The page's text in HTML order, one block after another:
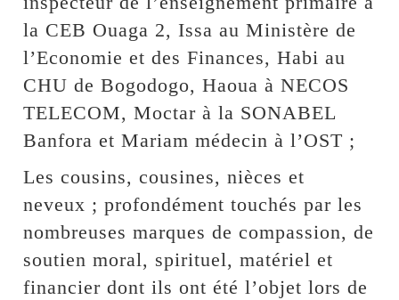
la CEB Ouaga 2, Issa au Ministère de
l’Economie et des Finances, Habi au
CHU de Bogodogo, Haoua à NECOS
TELECOM, Moctar à la SONABEL
Banfora et Mariam médecin à l’OST ;
Les cousins, cousines, nièces et
neveux ; profondément touchés par les
nombreuses marques de compassion, de
soutien moral, spirituel, matériel et
financier dont ils ont été l’objet lors de